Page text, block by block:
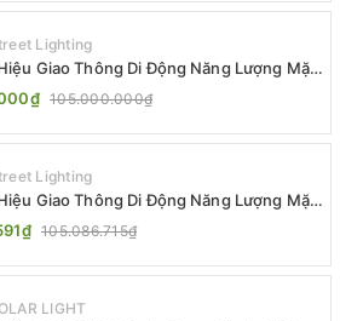
Lighting
Giao Thông Di Động Năng Lượng Mặt
ZL-300A-D
105.000.000₫
Lighting
Giao Thông Di Động Năng Lượng Mặt
ZL-409300C
105.086.715₫
LIGHT